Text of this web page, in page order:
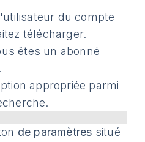
du compte
télécharger.
êtes un abonné
appropriée parmi
de paramètres situé